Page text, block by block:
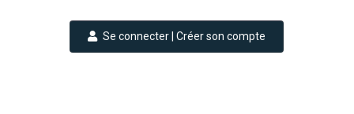
Connexion – Mes
Se connecter | Créer son compte